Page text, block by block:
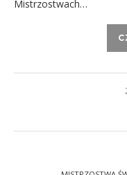
Mistrzostwach…